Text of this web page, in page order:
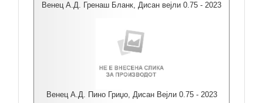
Венец А.Д. Гренаш Бланк, Дисан вејли 0.75 - 2023
Венец А.Д. Пино Гриџо, Дисан Вејли 0.75 - 2023